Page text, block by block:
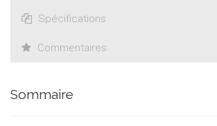
Spécifications
Commentaires
Sommaire